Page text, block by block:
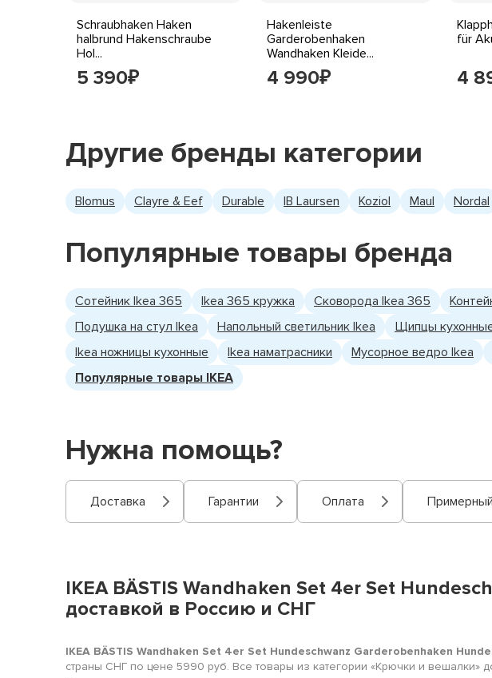
Schraubhaken Haken
halbrund Hakenschraube
Hol...
5 390₽
Hakenleiste
Garderobenhaken
Wandhaken Kleide...
4 990₽
für
4
Другие бренды категории
Blomus Clayre & Eef Durable IB Laursen Koziol Maul Nordal
Популярные товары бренда
Сотейник Ikea 365 Ikea 365 кружка Сковорода Ikea 365
Подушка на стул Ikea
Напольный светильник Ikea Щипцы
Ikea ножницы кухонные
Ikea наматрасники Мусорное ведро Ikea
Популярные товары IKEA
Нужна помощь?
Доставка Гарантии Оплата
IKEA BÄSTIS Wandhaken Set 4er Set
доставкой в Россию и СНГ
IKEA BÄSTIS Wandhaken Set 4er Set Hundeschwanz Garderobenhaken
страны СНГ по цене 5990 руб. Все товары из категории «Крючки и вешалки»